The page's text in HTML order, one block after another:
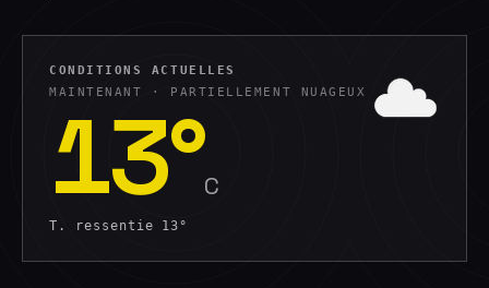
CONDITIONS ACTUELLES
MAINTENANT · PARTIELLEMENT NUAGEUX
13°C
T. ressentie 13°